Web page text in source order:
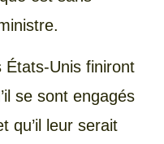
États-Unis finiront
se sont engagés
qu’il leur serait